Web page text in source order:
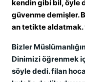
kendin gibi bil, öyle
güvenme demişler.
an tetikte aldatmak.
Bizler
Dinimizi öğrenmek
söyle dedi. filan